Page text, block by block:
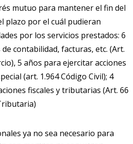
mutuo para mantener el fin del
plazo por el cuál pudieran
por los servicios prestados: 6
contabilidad, facturas, etc. (Art.
5 años para ejercitar acciones
(art. 1.964 Código Civil); 4
fiscales y tributarias (Art. 66
ya no sea necesario para